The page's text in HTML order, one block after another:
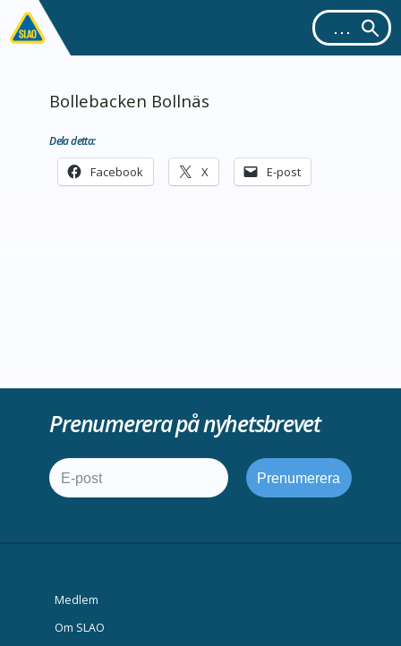
Bollebacken Bollnäs
Dela detta:
Facebook X E-post
Prenumerera på nyhetsbrevet
Medlem
Om SLAO